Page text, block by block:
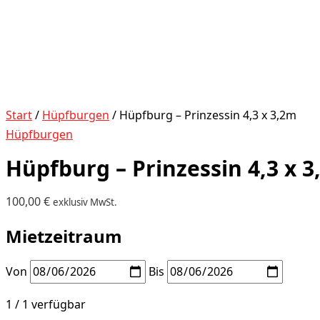
Start/ Hüpfburgen / Hüpfburg – Prinzessin 4,3 x 3,2m
Hüpfburgen
Hüpfburg – Prinzessin 4,3 x
100,00€ exklusiv MwSt.
Mietzeitraum
Von Bis
1 / 1 verfügbar